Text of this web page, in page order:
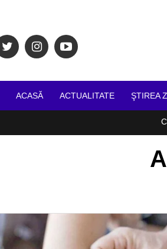
ACASĂ ACTUALITATE ŞTIREA